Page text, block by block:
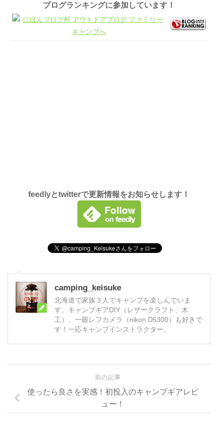
ブログランキングに参加しています！
feedlyとtwitterで更新情報をお知らせします！
camping_keisuke
北海道で家族３人でキャンプを楽しんでいま
す。キャンプギアDIY（レザークラフト、木
工）、一眼レフカメラ（nikon D5300）も好きで
す！一応キャンプインストラクター。
前の記事
使ったら良さを実感！初投入のキャンプギアレビ
ュー！